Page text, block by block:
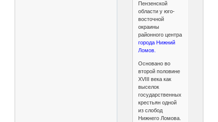
Пензенской
области у юго-
восточной
окраины
районного центра
города Нижний
Ломов.
Основано во
второй половине
XVIII века как
выселок
государственных
крестьян одной
из слобод
Нижнего Ломова.